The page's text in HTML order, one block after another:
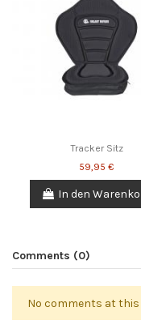
Tracker Sitz
59,95 €
In den
Comments (0)
No comments at